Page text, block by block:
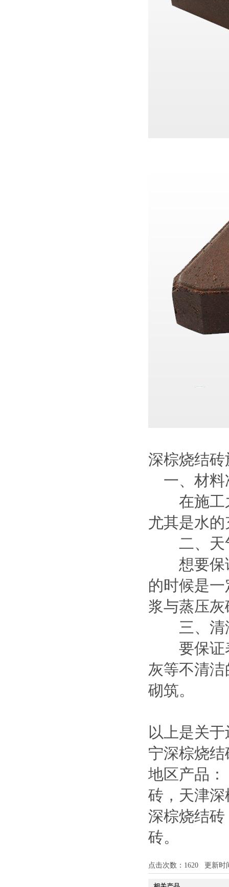
深棕烧结
一、材料
在施工之
尤其是水
二、天
想要保证
的时候是
浆与蒸压
三、清
要保证表
灰等不清
砌筑。
以上是关
宁深棕烧
地区产品：
砖 ， 天津
深棕烧结砖
砖。
点击次数： 1620 更新时